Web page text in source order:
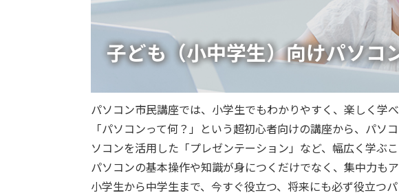
子ども（小中学生）向けパソコ
パソコン市民講座では、小学生でもわかりやすく、楽しく学
「パソコンって何？」という超初心者向けの講座から、パ
ソコンを活用した「プレゼンテーション」など、幅広く学ぶこ
パソコンの基本操作や知識が身につくだけでなく、集中力も
小学生から中学生まで、今すぐ役立つ、将来にも必ず役立つ